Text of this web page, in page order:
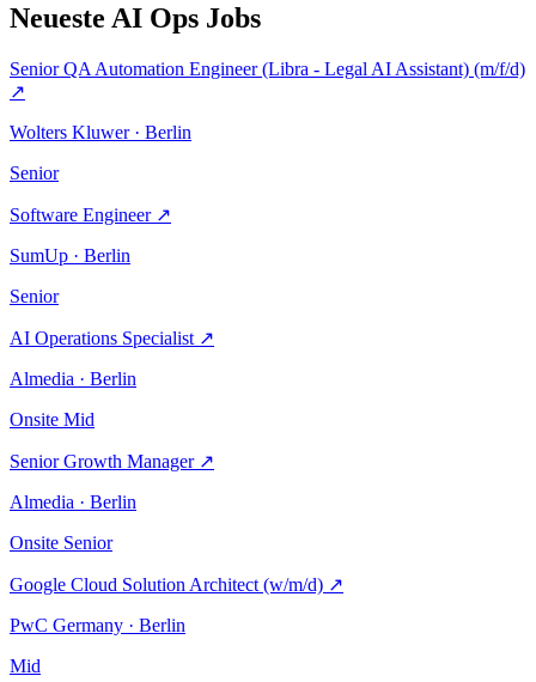
Neueste AI Ops Jobs
Senior QA Automation Engineer (Libra - Legal AI Assistant) (m/f/d)
↗
Wolters Kluwer · Berlin
Senior
Software Engineer ↗
SumUp · Berlin
Senior
AI Operations Specialist ↗
Almedia · Berlin
Onsite Mid
Senior Growth Manager ↗
Almedia · Berlin
Onsite Senior
Google Cloud Solution Architect (w/m/d) ↗
PwC Germany · Berlin
Mid